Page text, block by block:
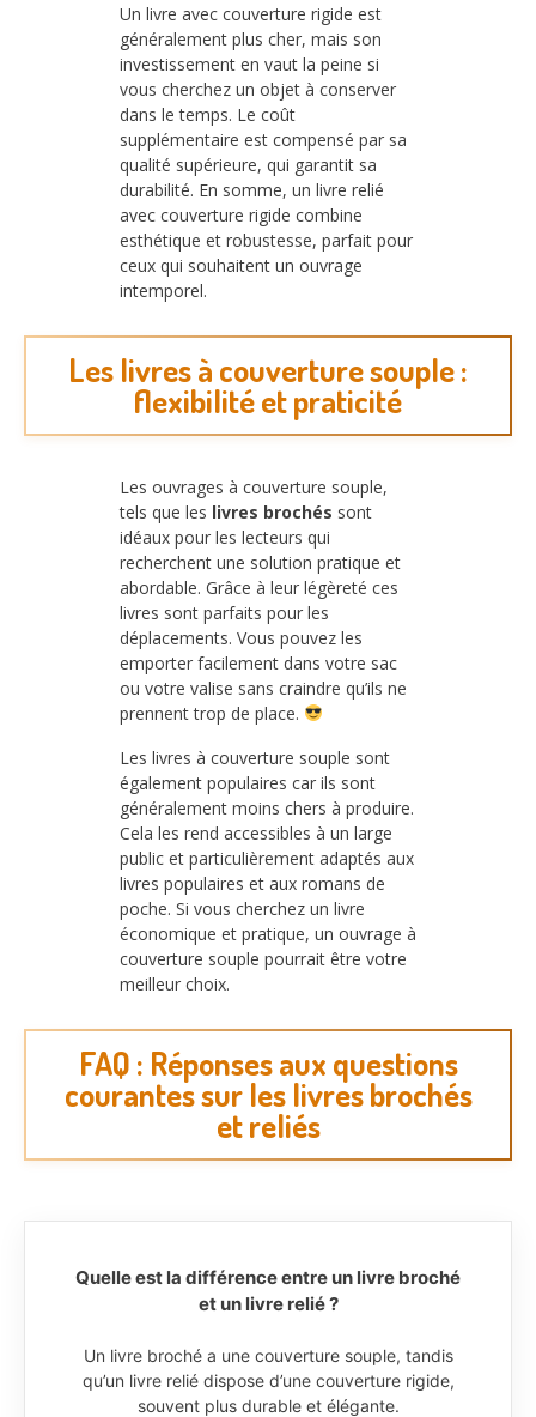
Un livre avec couverture rigide est
généralement plus cher, mais son
investissement en vaut la peine si
vous cherchez un objet à conserver
dans le temps. Le coût
supplémentaire est compensé par sa
qualité supérieure, qui garantit sa
durabilité. En somme, un livre relié
avec couverture rigide combine
esthétique et robustesse, parfait pour
ceux qui souhaitent un ouvrage
intemporel.
Les livres à couverture souple :
flexibilité et praticité
Les ouvrages à couverture souple,
tels que les livres brochés sont
idéaux pour les lecteurs qui
recherchent une solution pratique et
abordable. Grâce à leur légèreté ces
livres sont parfaits pour les
déplacements. Vous pouvez les
emporter facilement dans votre sac
ou votre valise sans craindre qu’ils ne
prennent trop de place.
Les livres à couverture souple sont
également populaires car ils sont
généralement moins chers à produire.
Cela les rend accessibles à un large
public et particulièrement adaptés aux
livres populaires et aux romans de
poche. Si vous cherchez un livre
économique et pratique, un ouvrage à
couverture souple pourrait être votre
meilleur choix.
FAQ : Réponses aux questions
courantes sur les livres brochés
et reliés
Quelle est la différence entre un livre broché
et un livre relié ?
Un livre broché a une couverture souple, tandis
qu’un livre relié dispose d’une couverture rigide,
souvent plus durable et élégante.